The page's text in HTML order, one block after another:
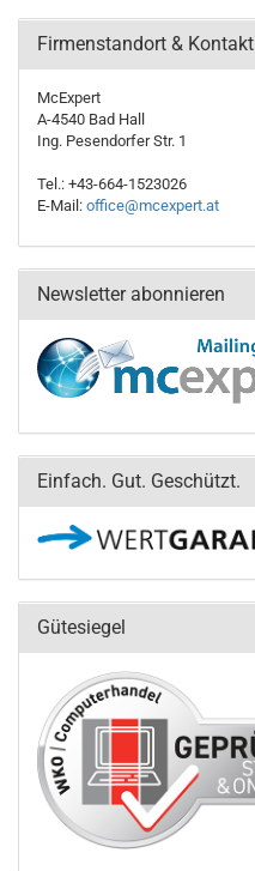
Firmenstandort & Kontakt
McExpert
A-4540 Bad Hall
Ing. Pesendorfer Str. 1
Tel.: +43-664-1523026
E-Mail: office@mcexpert.at
Newsletter abonnieren
Einfach. Gut. Geschützt.
Gütesiegel